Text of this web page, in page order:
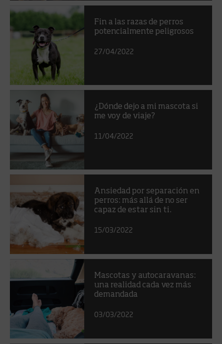
Fin a las razas de perros
potencialmente peligrosos
27/04/2022
¿Dónde dejo a mi mascota si
me voy de viaje?
11/04/2022
Ansiedad por separación en
perros: más allá de no ser
capaz de estar sin ti.
15/03/2022
Mascotas y autocaravanas:
una realidad cada vez más
demandada
03/03/2022